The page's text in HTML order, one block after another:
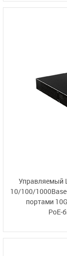
Управляемый
10/100/
портами
PoE-